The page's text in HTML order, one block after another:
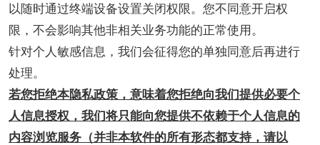
以随时通过终端设备设置关闭权限。您不同意开启权
限，不会影响其他非相关业务功能的正常使用。
针对个人敏感信息，我们会征得您的单独同意后再进行
处理。
若您拒绝本隐私政策，意味着您拒绝向我们提供必要个
人信息授权，我们将只能向您提供不依赖于个人信息的
内容浏览服务（并非本软件的所有形态都支持，请以